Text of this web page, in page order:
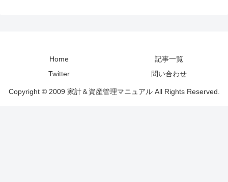
Home
記事一覧
Twitter
問い合わせ
Copyright © 2009 家計＆資産管理マニュアル All Rights Reserved.